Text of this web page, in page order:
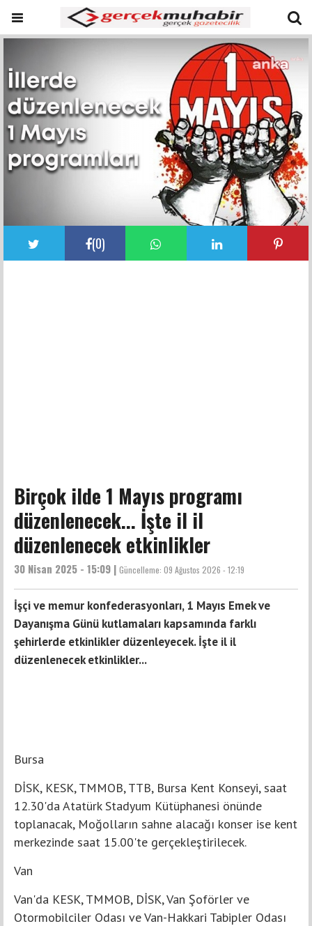
(0)
Birçok ilde 1 Mayıs programı
düzenlenecek... İşte il il
düzenlenecek etkinlikler
30 Nisan 2025 - 15:09 | Güncelleme: 09 Ağustos 2026 - 12:19
İşçi ve memur konfederasyonları, 1 Mayıs Emek ve
Dayanışma Günü kutlamaları kapsamında farklı
şehirlerde etkinlikler düzenleyecek. İşte il il
düzenlenecek etkinlikler...
Bursa
DİSK, KESK, TMMOB, TTB, Bursa Kent Konseyi, saat
12.30'da Atatürk Stadyum Kütüphanesi önünde
toplanacak, Moğolların sahne alacağı konser ise kent
merkezinde saat 15.00'te gerçekleştirilecek.
Van
Van'da KESK, TMMOB, DİSK, Van Şoförler ve
Otormobilciler Odası ve Van-Hakkari Tabipler Odası